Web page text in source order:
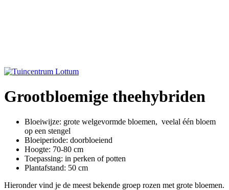
Grootbloemige theehybriden
Bloeiwijze: grote welgevormde bloemen, veelal één bloem
op een stengel
Bloeiperiode: doorbloeiend
Hoogte: 70-80 cm
Toepassing: in perken of potten
Plantafstand: 50 cm
Hieronder vind je de meest bekende groep rozen met grote bloemen.